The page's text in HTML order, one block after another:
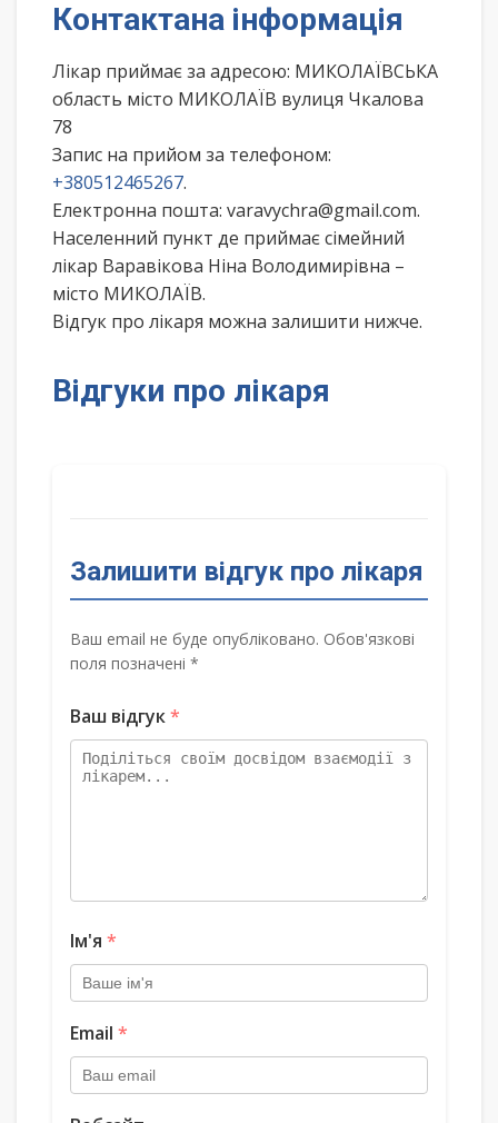
Контактана інформація
Лікар приймає за адресою: МИКОЛАЇВСЬКА
область місто МИКОЛАЇВ вулиця Чкалова
78
Запис на прийом за телефоном:
+380512465267.
Електронна пошта: varavychra@gmail.com.
Населенний пункт де приймає сімейний
лікар Варавікова Ніна Володимирівна –
місто МИКОЛАЇВ.
Відгук про лікаря можна залишити нижче.
Відгуки про лікаря
Залишити відгук про лікаря
Ваш email не буде опубліковано. Обов'язкові
поля позначені *
Ваш відгук*
Ім'я *
Email *